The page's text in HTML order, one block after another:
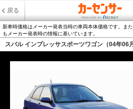
戻る
新車時価格はメーカー発表当時の車両本体価格です。ま
もメーカー発表時の情報に基いています。
スバル インプレッサスポーツワゴン（04年06